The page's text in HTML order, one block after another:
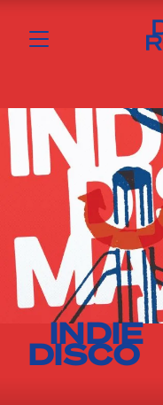
INDIE
DISCO